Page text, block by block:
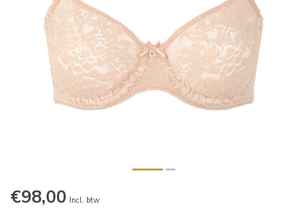
€98,00 Incl. btw